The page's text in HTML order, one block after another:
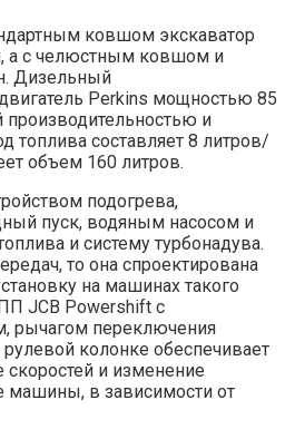
ковшом экскаватор
а с челюстным ковшом и
Дизельный
Perkins мощностью 85
производительностью и
топлива составляет 8 литров/
объем 160 литров.
подогрева,
пуск, водяным насосом и
и систему турбонадува.
то она спроектирована
на машинах такого
JCB Powershift с
рычагом переключения
колонке обеспечивает
и изменение
машины, в зависимости от